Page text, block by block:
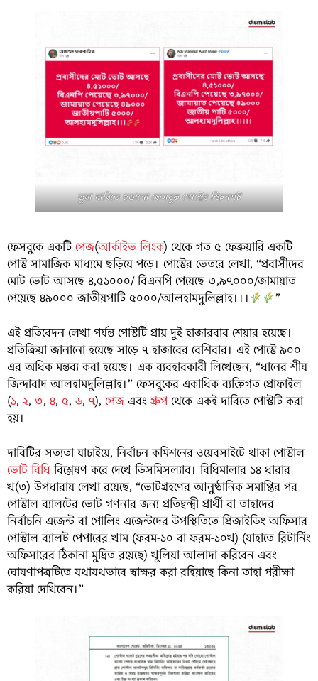
ভুয়া দাবিতে ছড়ানো ফেসবুক পোস্টের স্ক্রিনশট
ফেসবুকে একটিপেজ(আর্কাইভ লিংক) থেকে গত ৫ ফেব্রুয়ারি একটি
পোস্ট সামাজিক মাধ্যমে ছড়িয়ে পড়ে। পোস্টের ভেতরে লেখা, “প্রবাসীদের
মোট ভোট আসছে ৪,৫১০০০/ বিএনপি পেয়েছে ৩,৯৭০০০/জামায়াত
পেয়েছে ৪৯০০০ জাতীয়পাটি ৫০০০/আলহামদুলিল্লাহ।।।
”
এই প্রতিবেদন লেখা পর্যন্ত পোস্টটি প্রায় দুই হাজারবার শেয়ার হয়েছে।
প্রতিক্রিয়া জানানো হয়েছে সাড়ে ৭ হাজারের বেশিবার। এই পোস্টে ৯০০
এর অধিক মন্তব্য করা হয়েছে। এক ব্যবহারকারী লিখেছেন, “ধানের শীষ
জিন্দাবাদ আলহামদুলিল্লাহ।” ফেসবুকের একাধিক ব্যক্তিগত প্রোফাইল
(১, ২, ৩, ৪, ৫, ৬, ৭), পেজ এবং গ্রুপথেকে একই দাবিতে পোস্টটি করা
হয়।
দাবিটির সত্যতা যাচাইয়ে, নির্বাচন কমিশনের ওয়েবসাইটে থাকা পোস্টাল
ভোট বিধিবিশ্লেষণ করে দেখে ডিসমিসল্যাব। বিধিমালার ১৪ ধারার
খ(৩) উপধারায় লেখা রয়েছে, “ভোটগ্রহণের আনুষ্ঠানিক সমাপ্তির পর
পোস্টাল ব্যালটের ভোট গণনার জন্য প্রতিদ্বন্দ্বী প্রার্থী বা তাহাদের
নির্বাচনি এজেন্ট বা পোলিং এজেন্টদের উপস্থিতিতে প্রিজাইডিং অফিসার
পোস্টাল ব্যালট পেপারের খাম (ফরম-১০ বা ফরম-১০খ) (যাহাতে রিটার্নিং
অফিসারের ঠিকানা মুদ্রিত রয়েছে) খুলিয়া আলাদা করিবেন এবং
ঘোষণাপত্রটিতে যথাযথভাবে স্বাক্ষর করা রহিয়াছে কিনা তাহা পরীক্ষা
করিয়া দেখিবেন।”